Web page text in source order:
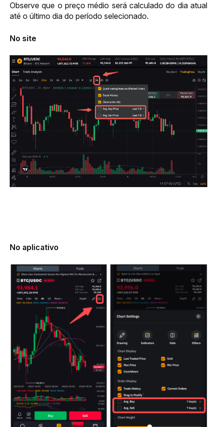
Observe que o preço médio será calculado do dia atual
até o último dia do período selecionado.
No site
No aplicativo